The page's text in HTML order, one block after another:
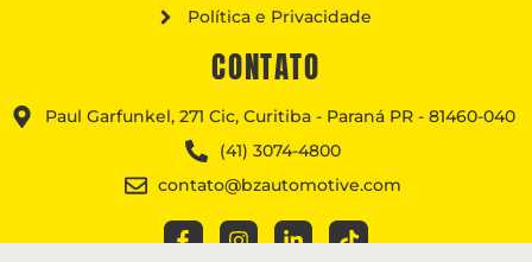
Política e Privacidade
CONTATO
Paul Garfunkel, 271 Cic, Curitiba - Paraná PR - 81460-040
(41) 3074-4800
contato@bzautomotive.com